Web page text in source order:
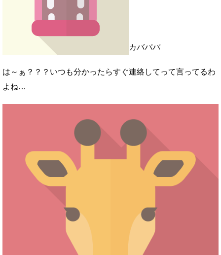
カバパパ
は～ぁ？？？いつも分かったらすぐ連絡してって言ってるわ
よね…